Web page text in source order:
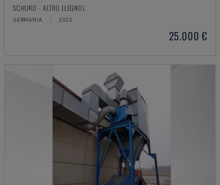
SCHUKO - ALTRO (LEGNO)
GERMANIA 2022
25.000 €